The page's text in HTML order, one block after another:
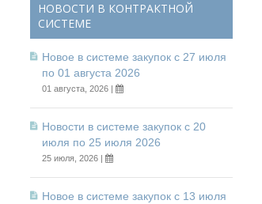
НОВОСТИ В КОНТРАКТНОЙ
СИСТЕМЕ
Новое в системе закупок с 27 июля
по 01 августа 2026
01 августа, 2026 |
Новости в системе закупок с 20
июля по 25 июля 2026
25 июля, 2026 |
Новое в системе закупок с 13 июля